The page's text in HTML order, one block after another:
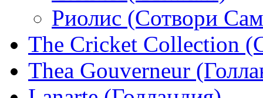
Риолис (Сотвори
The Cricket Collection
Thea Gouverneur